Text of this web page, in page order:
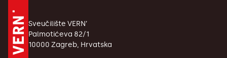
Sveučilište VERN’
Palmotićeva 82/1
10000 Zagreb, Hrvatska